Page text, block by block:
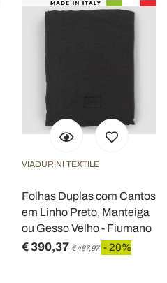
VIADURINI TEXTILE
Folhas Duplas com Cantos
em Linho Preto, Manteiga
ou Gesso Velho - Fiumano
€ 390,37 € 487,97 - 20%